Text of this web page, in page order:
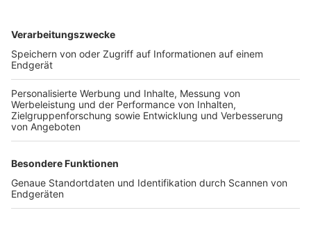
TOP-VEREINE
TOP-PARTNER